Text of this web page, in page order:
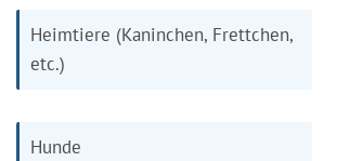
Heimtiere (Kaninchen, Frettchen,
etc.)
Hunde